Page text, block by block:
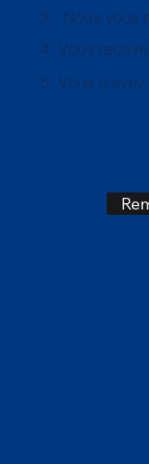
3. Nous vous
4. Vous
5. Vous